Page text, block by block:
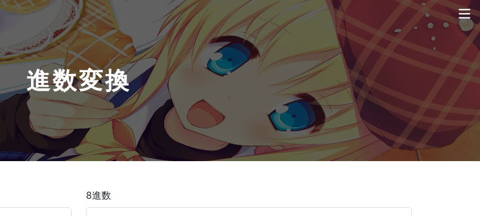
進数変換
8進数